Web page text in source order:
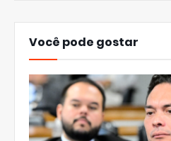
Você pode gostar